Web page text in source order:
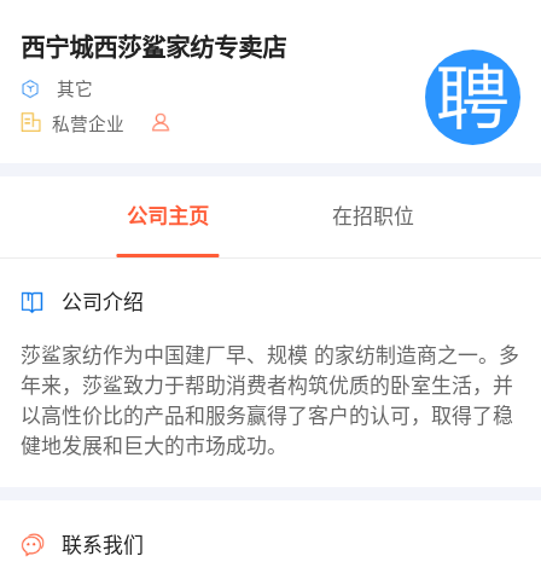
西宁城西莎鲨家纺专卖店
其它
私营企业
公司主页 在招职位
公司介绍
莎鲨家纺作为中国建厂早、规模 的家纺制造商之一。多
年来，莎鲨致力于帮助消费者构筑优质的卧室生活，并
以高性价比的产品和服务赢得了客户的认可，取得了稳
健地发展和巨大的市场成功。
联系我们